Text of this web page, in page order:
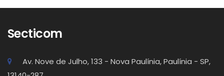
Secticom
Av. Nove de Julho, 133 - Nova Paulínia, Paulínia - SP,